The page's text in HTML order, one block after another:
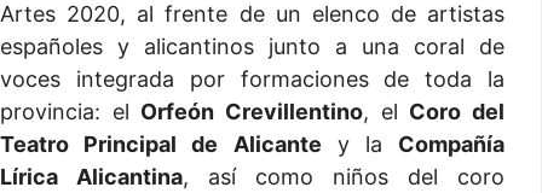
Artes 2020, al frente de un elenco de artistas
españoles y alicantinos junto a una coral de
voces integrada por formaciones de toda la
provincia: el Orfeón Crevillentino, el Coro del
Teatro Principal de Alicante y la Compañía
Lírica Alicantina, así como niños del coro